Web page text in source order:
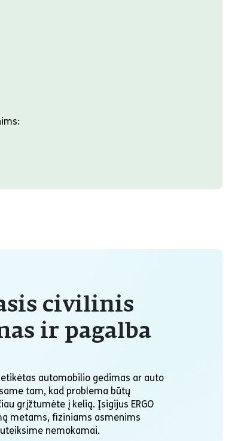
civilinis
ir pagalba
automobilio gedimas ar auto
tam, kad problema būtų
grįžtumėte į kelią. Įsigijus ERGO
metams, fiziniams asmenims
nemokamai.